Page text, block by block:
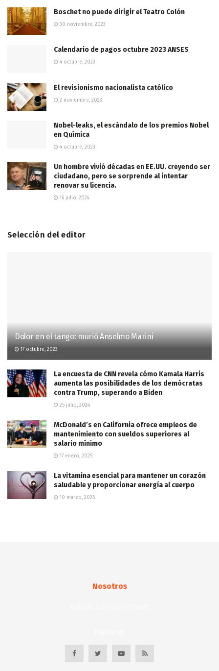
Boschet no puede dirigir el Teatro Colón
30 noviembre, 2023
Calendario de pagos octubre 2023 ANSES
4 octubre, 2023
El revisionismo nacionalista católico
2 noviembre, 2023
Nobel-leaks, el escándalo de los premios Nobel
en Química
4 octubre, 2023
Un hombre vivió décadas en EE.UU. creyendo ser
ciudadano, pero se sorprende al intentar
renovar su licencia.
16 julio, 2024
Selección del editor
Dolor en el tango: murió Anselmo Marini
17 octubre, 2023
La encuesta de CNN revela cómo Kamala Harris
aumenta las posibilidades de los demócratas
contra Trump, superando a Biden
25 julio, 2024
McDonald’s en California ofrece empleos de
mantenimiento con sueldos superiores al
salario mínimo
17 enero, 2025
La vitamina esencial para mantener un corazón
saludable y proporcionar energía al cuerpo
10 marzo, 2025
Nosotros